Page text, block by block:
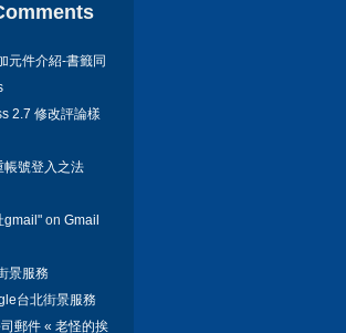
元件介紹-書籤同
2.7 修改評論樣
帳號登入之法
gmail" on Gmail
景服務
台北街景服務
郵件 « 老怪的挨